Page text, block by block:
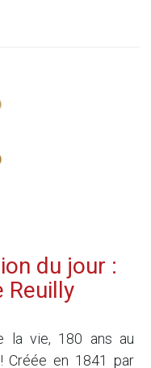
du jour :
Reuilly
la vie, 180 ans au
Créée en 1841 par